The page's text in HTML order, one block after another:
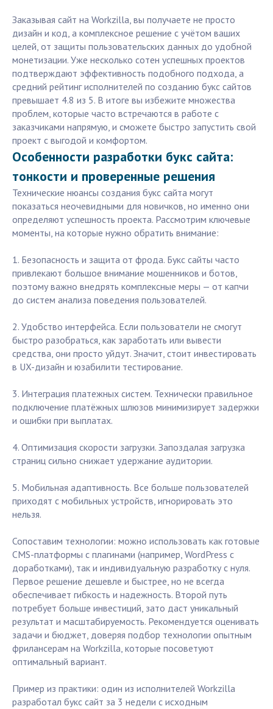
Заказывая сайт на Workzilla, вы получаете не просто
дизайн и код, а комплексное решение с учётом ваших
целей, от защиты пользовательских данных до удобной
монетизации. Уже несколько сотен успешных проектов
подтверждают эффективность подобного подхода, а
средний рейтинг исполнителей по созданию букс сайтов
превышает 4.8 из 5. В итоге вы избежите множества
проблем, которые часто встречаются в работе с
заказчиками напрямую, и сможете быстро запустить свой
проект с выгодой и комфортом.
Особенности разработки букс сайта:
тонкости и проверенные решения
Технические нюансы создания букс сайта могут
показаться неочевидными для новичков, но именно они
определяют успешность проекта. Рассмотрим ключевые
моменты, на которые нужно обратить внимание:
1. Безопасность и защита от фрода. Букс сайты часто
привлекают большое внимание мошенников и ботов,
поэтому важно внедрять комплексные меры — от капчи
до систем анализа поведения пользователей.
2. Удобство интерфейса. Если пользователи не смогут
быстро разобраться, как заработать или вывести
средства, они просто уйдут. Значит, стоит инвестировать
в UX-дизайн и юзабилити тестирование.
3. Интеграция платежных систем. Технически правильное
подключение платёжных шлюзов минимизирует задержки
и ошибки при выплатах.
4. Оптимизация скорости загрузки. Запоздалая загрузка
страниц сильно снижает удержание аудитории.
5. Мобильная адаптивность. Все больше пользователей
приходят с мобильных устройств, игнорировать это
нельзя.
Сопоставим технологии: можно использовать как готовые
CMS-платформы с плагинами (например, WordPress с
доработками), так и индивидуальную разработку с нуля.
Первое решение дешевле и быстрее, но не всегда
обеспечивает гибкость и надежность. Второй путь
потребует больше инвестиций, зато даст уникальный
результат и масштабируемость. Рекомендуется оценивать
задачи и бюджет, доверяя подбор технологии опытным
фрилансерам на Workzilla, которые посоветуют
оптимальный вариант.
Пример из практики: один из исполнителей Workzilla
разработал букс сайт за 3 недели с исходным